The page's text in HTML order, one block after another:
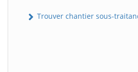
Trouver chantier sous-